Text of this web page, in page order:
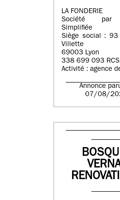
LA FONDERIE
Société par
Simplifiée
Siège social :
Villette
69003 Lyon
338 699 093 RCS
Activité : agence
Annonce
07/08/